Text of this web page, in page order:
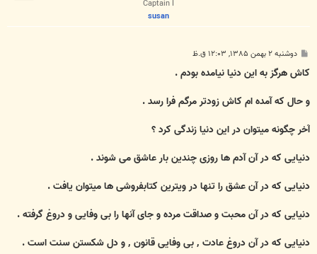
Captain I
susan
پ
ت
دوشنبه ۲ بهمن ۱۳۸۵, ۱۲:۰۳ ق.ظ
کاش هرگز به اين دنيا نيامده بودم .
و حال که آمده ام کاش زودتر مرگم فرا رسد .
آخر چگونه ميتوان در اين دنيا زندگی کرد ؟
دنيايی که در آن آدم ها روزی چندين بار عاشق می شوند .
دنيايی که در آن عشق را تنها در ويترين کتابفروشی ها ميتوان يافت .
دنيايی که در آن محبت و صداقت مرده و جای آنها را بی وفايی و دروغ گرفته .
دنيايی که در آن دروغ عادت ٬ بی وفايی قانون ٬ و دل شکستن سنت است .